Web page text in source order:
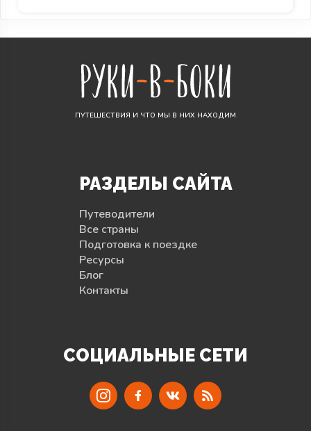
ПУТЕШЕСТВИЯ И ЧТО МЫ В НИХ НАХОДИМ
РАЗДЕЛЫ САЙТА
Путеводители
Все страны
Подготовка к поездке
Ресурсы
Блог
Контакты
СОЦИАЛЬНЫЕ СЕТИ